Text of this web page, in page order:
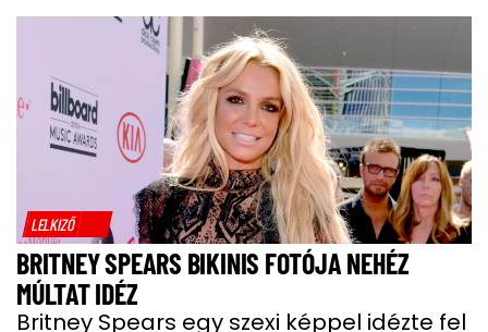
LELKIZŐ
BRITNEY SPEARS BIKINIS FOTÓJA NEHÉZ
MÚLTAT IDÉZ
Britney Spears egy szexi képpel idézte fel